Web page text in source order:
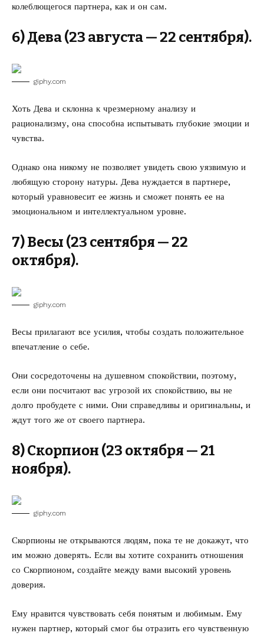
колеблющегося партнера, как и он сам.
6) Дева (23 августа — 22 сентября).
giphy.com
Хоть Дева и склонна к чрезмерному анализу и
рационализму, она способна испытывать глубокие эмоции и
чувства.
Однако она никому не позволяет увидеть свою уязвимую и
любящую сторону натуры. Дева нуждается в партнере,
который уравновесит ее жизнь и сможет понять ее на
эмоциональном и интеллектуальном уровне.
7) Весы (23 сентября — 22
октября).
giphy.com
Весы прилагают все усилия, чтобы создать положительное
впечатление о себе.
Они сосредоточены на душевном спокойствии, поэтому,
если они посчитают вас угрозой их спокойствию, вы не
долго пробудете с ними. Они справедливы и оригинальны, и
ждут того же от своего партнера.
8) Скорпион (23 октября — 21
ноября).
giphy.com
Скорпионы не открываются людям, пока те не докажут, что
им можно доверять. Если вы хотите сохранить отношения
со Скорпионом, создайте между вами высокий уровень
доверия.
Ему нравится чувствовать себя понятым и любимым. Ему
нужен партнер, который смог бы отразить его чувственную